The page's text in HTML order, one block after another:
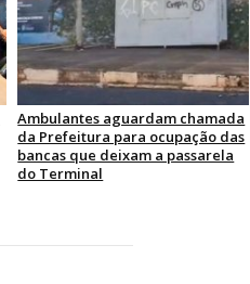
Ambulantes aguardam chamada
da Prefeitura para ocupação das
bancas que deixam a passarela
do Terminal